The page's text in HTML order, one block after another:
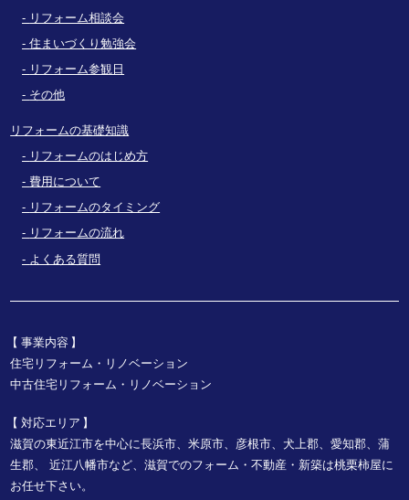
リフォーム相談会
住まいづくり勉強会
リフォーム参観日
その他
リフォームの基礎知識
リフォームのはじめ方
費用について
リフォームのタイミング
リフォームの流れ
よくある質問
事業内容
住宅リフォーム・リノベーション
中古住宅リフォーム・リノベーション
対応エリア
滋賀の東近江市を中心に長浜市、米原市、彦根市、犬上郡、愛知郡、蒲
生郡、
近江八幡市など、滋賀でのフォーム・不動産・新築は桃栗柿屋に
お任せ下さい。